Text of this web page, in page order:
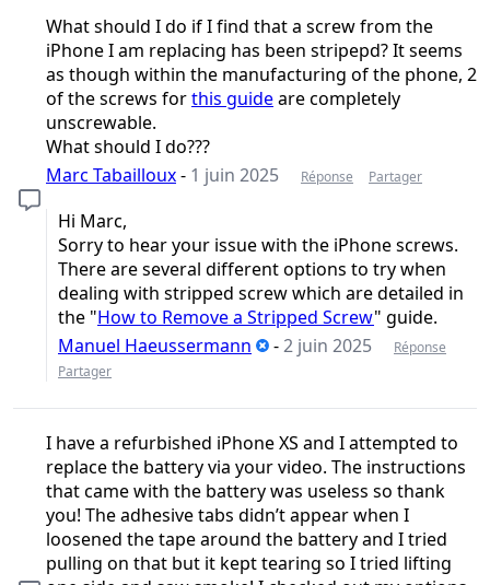
What should I do if I find that a screw from the
iPhone I am replacing has been stripepd? It seems
as though within the manufacturing of the phone, 2
of the screws forthis guideare completely
unscrewable.
What should I do???
Marc Tabailloux- 1 juin 2025 Réponse Partager
Hi Marc,
Sorry to hear your issue with the iPhone screws.
There are several different options to try when
dealing with stripped screw which are detailed in
the "How to Remove a Stripped Screw" guide.
Manuel Haeussermann
-2 juin 2025
Réponse
Partager
I have a refurbished iPhone XS and I attempted to
replace the battery via your video. The instructions
that came with the battery was useless so thank
you! The adhesive tabs didn’t appear when I
loosened the tape around the battery and I tried
pulling on that but it kept tearing so I tried lifting